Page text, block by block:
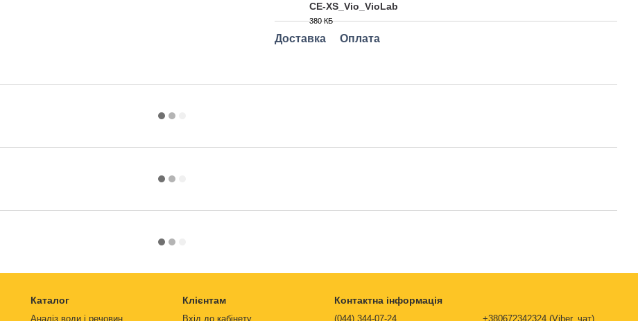
CE-XS_Vio_VioLab
380 КБ
Доставка Оплата
Каталог
Аналіз води і речовин
Клієнтам
Вхід до кабінету
Контактна інформація
(044) 344-07-24
+380672342324 (Viber, чат)